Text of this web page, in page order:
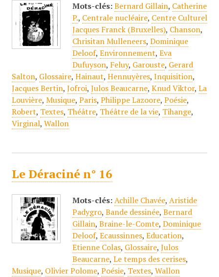
Mots-clés: Bernard Gillain, Catherine
P., Centrale nucléaire, Centre Culturel
Jacques Franck (Bruxelles), Chanson,
Chrisitan Mulleneers, Dominique
Deloof, Environnement, Eva
Dufuyson, Feluy, Garouste, Gerard
Salton, Glossaire, Hainaut, Hennuyères, Inquisition,
Jacques Bertin, Jofroi, Julos Beaucarne, Knud Viktor, La
Louvière, Musique, Paris, Philippe Lazoore, Poésie,
Robert, Textes, Théâtre, Théâtre de la vie, Tihange,
Virginal, Wallon
Le Déraciné n° 16
Mots-clés: Achille Chavée, Aristide
Padygro, Bande dessinée, Bernard
Gillain, Braine-le-Comte, Dominique
Deloof, Ecaussinnes, Education,
Etienne Colas, Glossaire, Julos
Beaucarne, Le temps des cerises,
Musique, Olivier Polome, Poésie, Textes, Wallon